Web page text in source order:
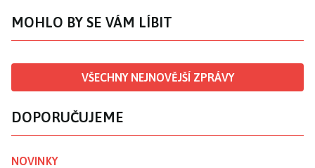
MOHLO BY SE VÁM LÍBIT
VŠECHNY NEJNOVĚJŠÍ ZPRÁVY
DOPORUČUJEME
NOVINKY